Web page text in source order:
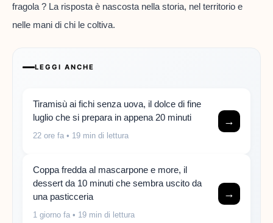
fragola ? La risposta è nascosta nella storia, nel territorio e
nelle mani di chi le coltiva.
LEGGI ANCHE
Tiramisù ai fichi senza uova, il dolce di fine
luglio che si prepara in appena 20 minuti
22 ore fa • 19 min di lettura
→
Coppa fredda al mascarpone e more, il
dessert da 10 minuti che sembra uscito da
una pasticceria
1 giorno fa • 19 min di lettura
→